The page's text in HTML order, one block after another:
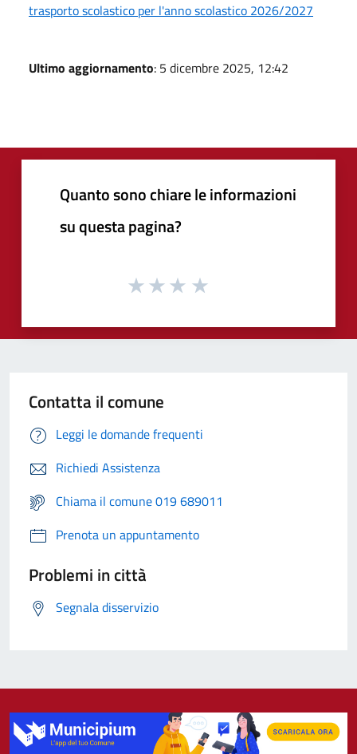
trasporto scolastico per l'anno scolastico 2026/2027
Ultimo aggiornamento: 5 dicembre 2025, 12:42
Quanto sono chiare le informazioni
su questa pagina?
Contatta il comune
Leggi le domande frequenti
Richiedi Assistenza
Chiama il comune 019 689011
Prenota un appuntamento
Problemi in città
Segnala disservizio